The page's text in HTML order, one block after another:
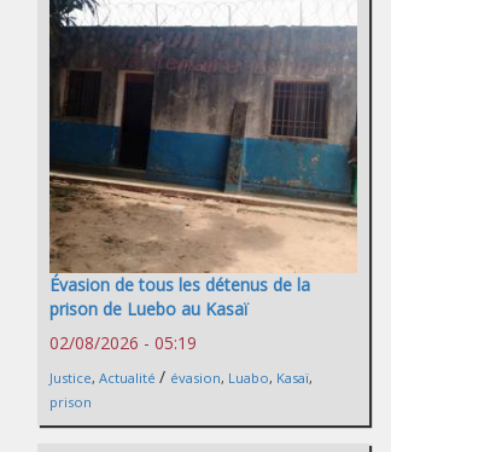
Évasion de tous les détenus de la
prison de Luebo au Kasaï
02/08/2026 - 05:19
Justice, Actualité / évasion, Luabo, Kasaï,
prison